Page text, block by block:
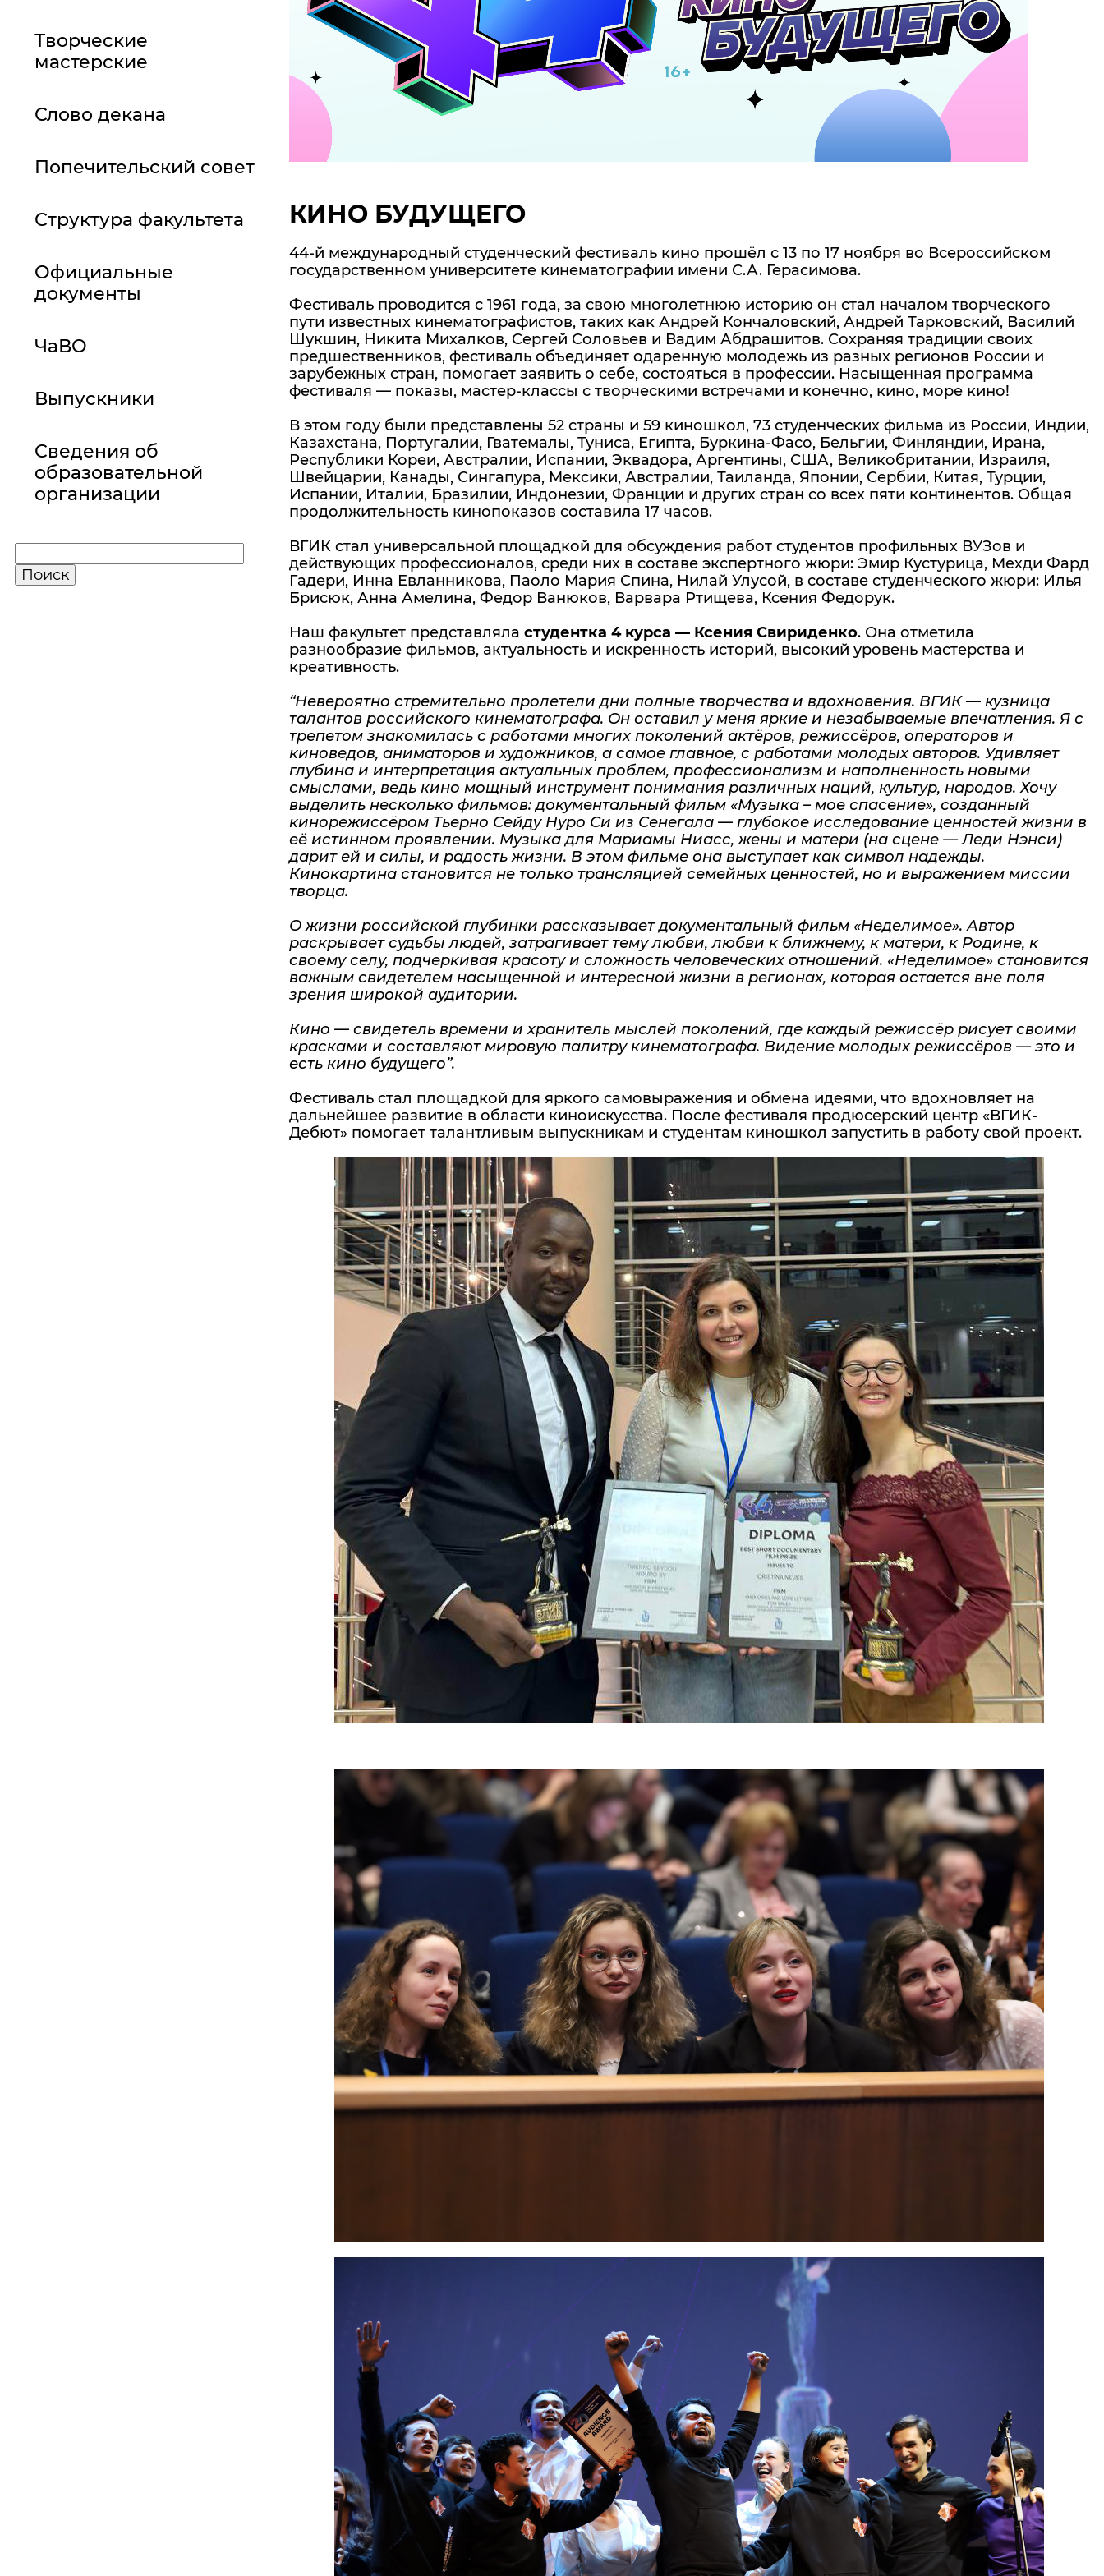
Творческие
мастерские
Слово декана
Попечительский совет
Структура факультета
Официальные
документы
ЧаВО
Выпускники
Сведения об
образовательной
организации
КИНО БУДУЩЕГО
44-й международный студенческий фестиваль кино прошёл с 13 по 17 ноября во Всероссийском
государственном университете кинематографии имени С.А. Герасимова.
Фестиваль проводится с 1961 года, за свою многолетнюю историю он стал началом творческого
пути известных кинематографистов, таких как Андрей Кончаловский, Андрей Тарковский, Василий
Шукшин, Никита Михалков, Сергей Соловьев и Вадим Абдрашитов. Сохраняя традиции своих
предшественников, фестиваль объединяет одаренную молодежь из разных регионов России и
зарубежных стран, помогает заявить о себе, состояться в профессии. Насыщенная программа
фестиваля — показы, мастер-классы с творческими встречами и конечно, кино, море кино!
В этом году были представлены 52 страны и 59 киношкол, 73 студенческих фильма из России, Индии,
Казахстана, Португалии, Гватемалы, Туниса, Египта, Буркина-Фасо, Бельгии, Финляндии, Ирана,
Республики Кореи, Австралии, Испании, Эквадора, Аргентины, США, Великобритании, Израиля,
Швейцарии, Канады, Сингапура, Мексики, Австралии, Таиланда, Японии, Сербии, Китая, Турции,
Испании, Италии, Бразилии, Индонезии, Франции и других стран со всех пяти континентов. Общая
продолжительность кинопоказов составила 17 часов.
ВГИК стал универсальной площадкой для обсуждения работ студентов профильных ВУЗов и
действующих профессионалов, среди них в составе экспертного жюри: Эмир Кустурица, Мехди Фард
Гадери, Инна Евланникова, Паоло Мария Спина, Нилай Улусой, в составе студенческого жюри: Илья
Брисюк, Анна Амелина, Федор Ванюков, Варвара Ртищева, Ксения Федорук.
Наш факультет представляла студентка 4 курса — Ксения Свириденко. Она отметила
разнообразие фильмов, актуальность и искренность историй, высокий уровень мастерства и
креативность.
“Невероятно стремительно пролетели дни полные творчества и вдохновения. ВГИК — кузница
талантов российского кинематографа. Он оставил у меня яркие и незабываемые впечатления. Я с
трепетом знакомилась с работами многих поколений актёров, режиссёров, операторов и
киноведов, аниматоров и художников, а самое главное, с работами молодых авторов. Удивляет
глубина и интерпретация актуальных проблем, профессионализм и наполненность новыми
смыслами, ведь кино мощный инструмент понимания различных наций, культур, народов. Хочу
выделить несколько фильмов: документальный фильм «Музыка – мое спасение», созданный
кинорежиссёром Тьерно Сейду Нуро Си из Сенегала — глубокое исследование ценностей жизни в
её истинном проявлении. Музыка для Мариамы Ниасс, жены и матери (на сцене — Леди Нэнси)
дарит ей и силы, и радость жизни. В этом фильме она выступает как символ надежды.
Кинокартина становится не только трансляцией семейных ценностей, но и выражением миссии
творца.
О жизни российской глубинки рассказывает документальный фильм «Неделимое». Автор
раскрывает судьбы людей, затрагивает тему любви, любви к ближнему, к матери, к Родине, к
своему селу, подчеркивая красоту и сложность человеческих отношений. «Неделимое» становится
важным свидетелем насыщенной и интересной жизни в регионах, которая остается вне поля
зрения широкой аудитории.
Кино — свидетель времени и хранитель мыслей поколений, где каждый режиссёр рисует своими
красками и составляют мировую палитру кинематографа. Видение молодых режиссёров — это и
есть кино будущего”.
Фестиваль стал площадкой для яркого самовыражения и обмена идеями, что вдохновляет на
дальнейшее развитие в области киноискусства. После фестиваля продюсерский центр «ВГИК-
Дебют» помогает талантливым выпускникам и студентам киношкол запустить в работу свой проект.